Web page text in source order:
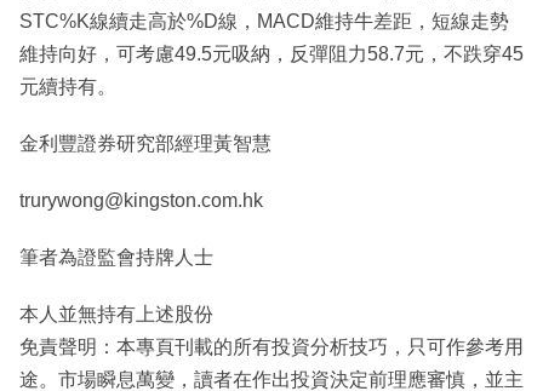
STC%K線續走高於%D線，MACD維持牛差距，短線走勢
維持向好，可考慮49.5元吸納，反彈阻力58.7元，不跌穿45
元續持有。
金利豐證券研究部經理黃智慧
trurywong@kingston.com.hk
筆者為證監會持牌人士
本人並無持有上述股份
免責聲明：本專頁刊載的所有投資分析技巧，只可作參考用
途。市場瞬息萬變，讀者在作出投資決定前理應審慎，並主